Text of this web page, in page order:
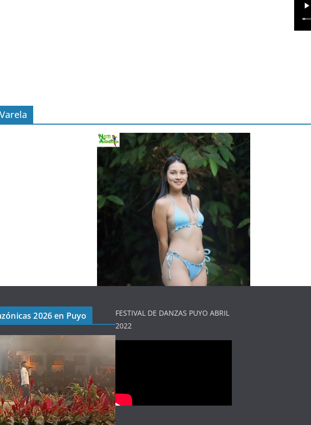
2026 en Puyo
FESTIVAL DE DANZAS PUYO ABRIL
2022